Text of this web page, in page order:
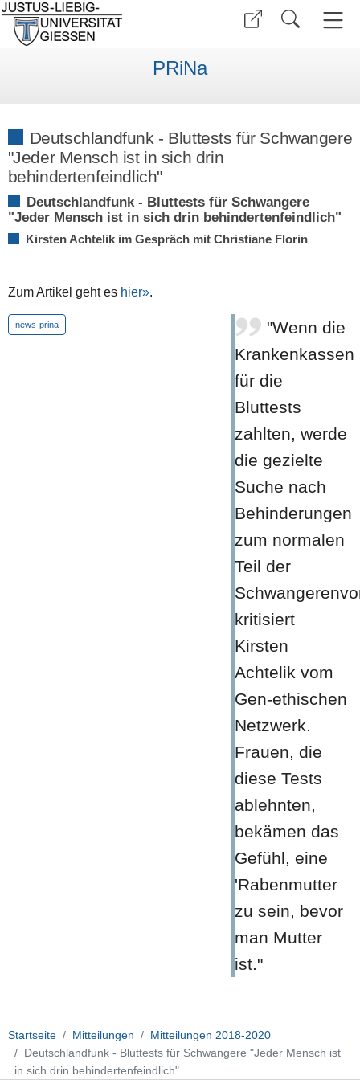
PRiNa
Deutschlandfunk - Bluttests für Schwangere
"Jeder Mensch ist in sich drin
behindertenfeindlich"
Deutschlandfunk - Bluttests für Schwangere
"Jeder Mensch ist in sich drin behindertenfeindlich"
Kirsten Achtelik im Gespräch mit Christiane Florin
Zum Artikel geht es hier».
"Wenn die
Krankenkassen
für die
Bluttests
zahlten, werde
die gezielte
Suche nach
Behinderungen
zum normalen
Teil der
kritisiert
Kirsten
Achtelik vom
Gen-ethischen
Netzwerk.
Frauen, die
diese Tests
ablehnten,
bekämen das
Gefühl, eine
'Rabenmutter
zu sein, bevor
man Mutter
ist."
news-prina
Startseite Mitteilungen
Mitteilungen 2018-2020
Deutschlandfunk - Bluttests für Schwangere "Jeder Mensch ist
in sich drin behindertenfeindlich"